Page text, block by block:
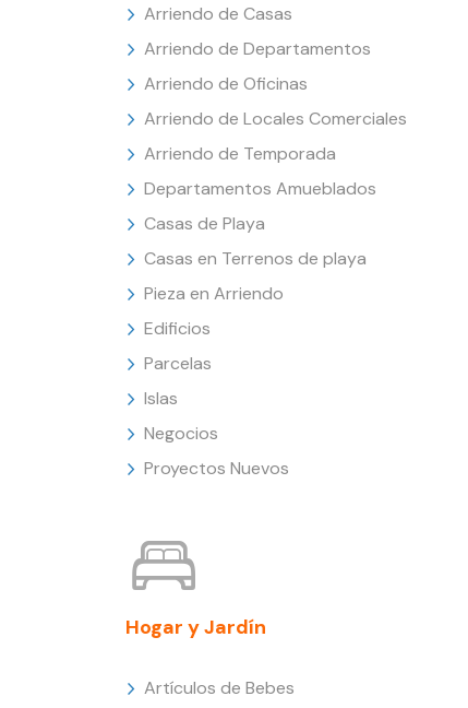
Arriendo de Casas
Arriendo de Departamentos
Arriendo de Oficinas
Arriendo de Locales Comerciales
Arriendo de Temporada
Departamentos Amueblados
Casas de Playa
Casas en Terrenos de playa
Pieza en Arriendo
Edificios
Parcelas
Islas
Negocios
Proyectos Nuevos
Hogar y Jardín
Artículos de Bebes